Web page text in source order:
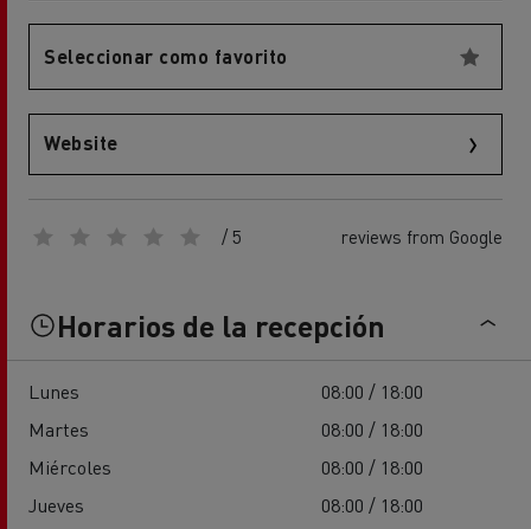
Seleccionar como favorito
Website
/ 5 reviews from Google
Horarios de la recepción
Lunes
08:00 / 18:00
Martes
08:00 / 18:00
Miércoles
08:00 / 18:00
Jueves
08:00 / 18:00